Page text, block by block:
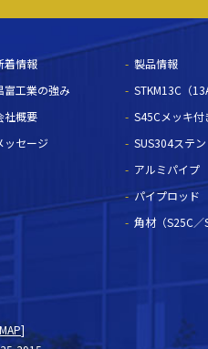
着情報
富工業の強み
社概要
ッセージ
製品情報
STKM13C（
S45Cメッキ付
SUS304ステ
アルミパイプ
パイプロッド
角材（S25C／
MAP]